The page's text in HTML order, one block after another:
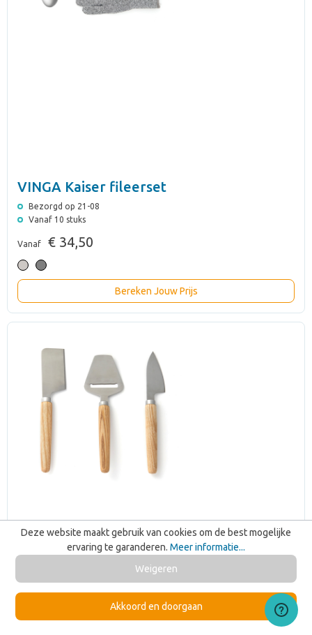
VINGA Kaiser fileerset
Bezorgd op 21-08
Vanaf 10 stuks
Vanaf € 34,50
Bereken Jouw Prijs
VINGA Retro kaasset
Deze website maakt gebruik van cookies om de best mogelijke
ervaring te garanderen. Meer informatie...
Weigeren
Akkoord en doorgaan